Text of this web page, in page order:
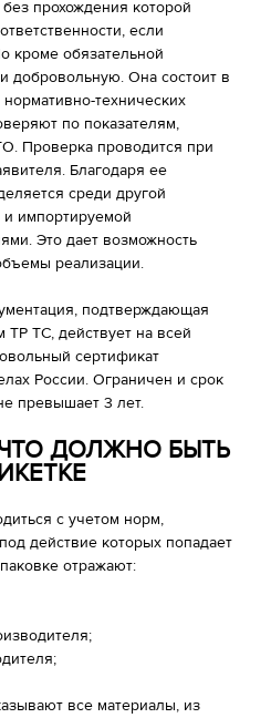
прохождения которой
если
кроме обязательной
добровольную. Она состоит в
технических
по показателям,
Проверка проводится при
Благодаря ее
среди другой
импортируемой
Это дает возможность
реализации.
подтверждающая
ТР ТС, действует на всей
сертификат
России. Ограничен и срок
превышает 3 лет.
ДОЛЖНО БЫТЬ
с учетом норм,
действие которых попадает
отражают:
все материалы, из